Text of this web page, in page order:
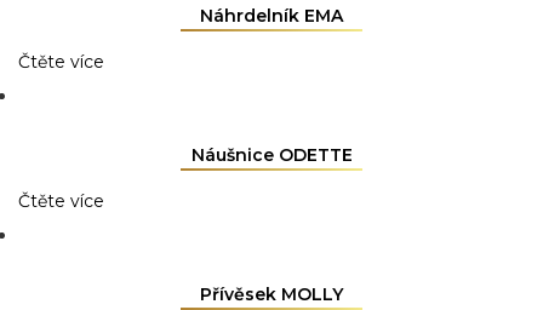
Náhrdelník EMA
Čtěte více
Náušnice ODETTE
Čtěte více
Přívěsek MOLLY